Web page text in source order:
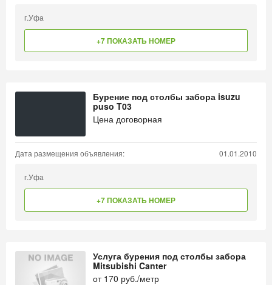
г.Уфа
+7 ПОКАЗАТЬ НОМЕР
Бурение под столбы забора isuzu
puso T03
Цена договорная
Дата размещения объявления: 01.01.2010
г.Уфа
+7 ПОКАЗАТЬ НОМЕР
Услуга бурения под столбы забора
Mitsubishi Canter
от 170 руб./метр